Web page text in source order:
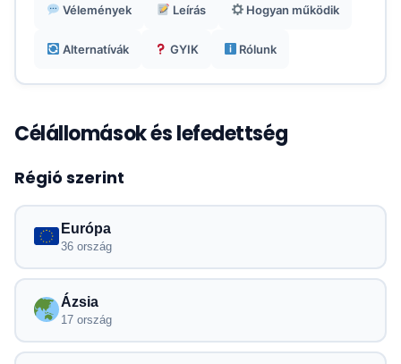
Megfizethető árak 6 $/GB-tól, további díjak
Vélemények Leírás Hogyan működik
Alternatívák GYIK Rólunk
Célállomások és lefedettség
Régió szerint
Európa
36 ország
Ázsia
17 ország